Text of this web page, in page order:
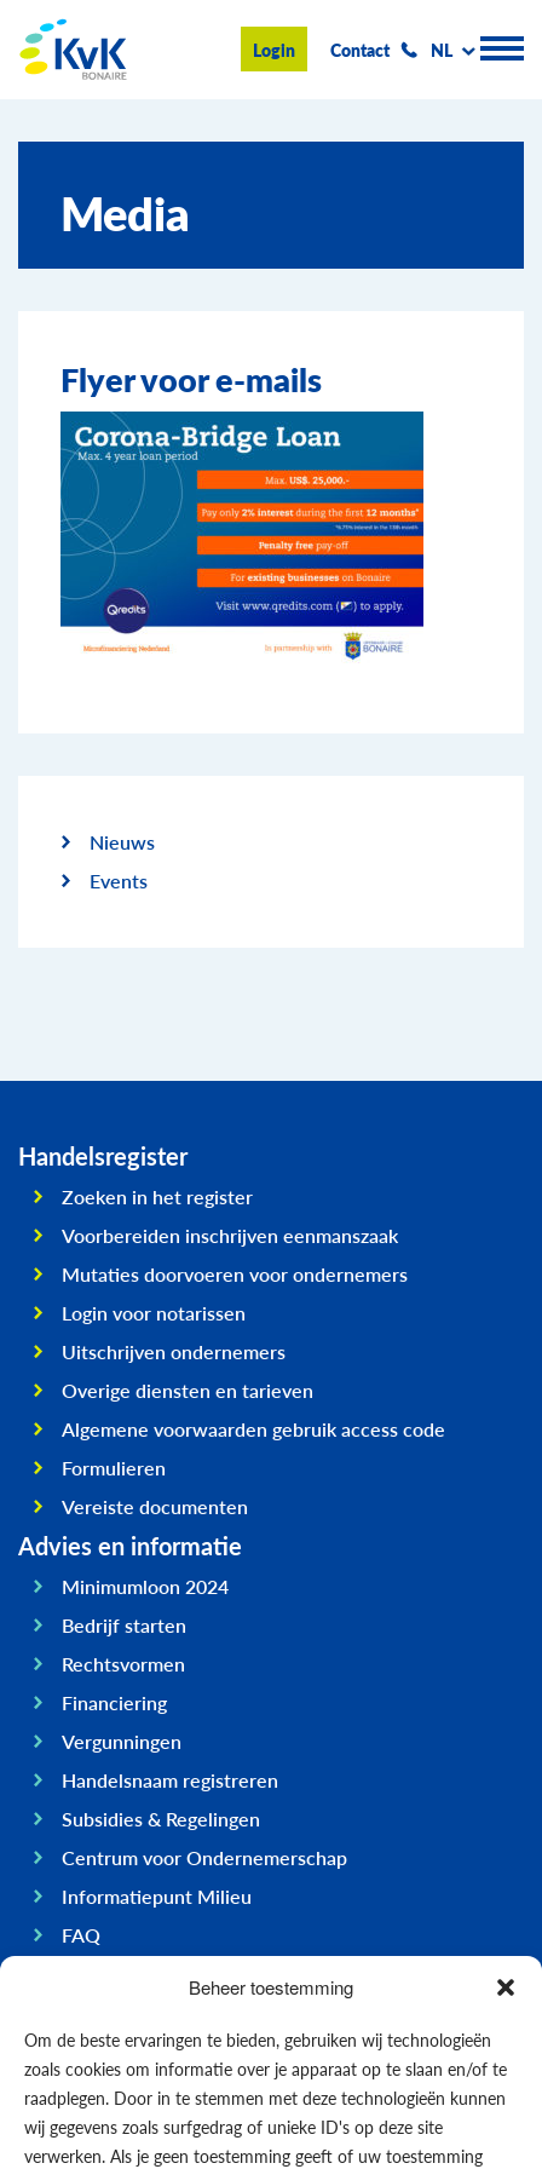
Beheer toestemming
Om de beste ervaringen te bieden, gebruiken wij technologieën
zoals cookies om informatie over je apparaat op te slaan en/of te
raadplegen. Door in te stemmen met deze technologieën kunnen
wij gegevens zoals surfgedrag of unieke ID's op deze site
verwerken. Als je geen toestemming geeft of uw toestemming
KvK Bonaire
Login Contact NL
Advies en informatie
Ondernemen op Bonaire
Nieuws & Events
Zoeken
Media
Flyer voor e-mails
Nieuws
Events
Handelsregister
Zoeken in het register
Voorbereiden inschrijven eenmanszaak
Mutaties doorvoeren voor ondernemers
Login voor notarissen
Uitschrijven ondernemers
Overige diensten en tarieven
Algemene voorwaarden gebruik access code
Formulieren
Vereiste documenten
Advies en informatie
Minimumloon 2024
Bedrijf starten
Rechtsvormen
Financiering
Vergunningen
Handelsnaam registreren
Subsidies & Regelingen
Centrum voor Ondernemerschap
Informatiepunt Milieu
FAQ
Ondernemen op Bonaire
Economie
Regering
Infrastructuur